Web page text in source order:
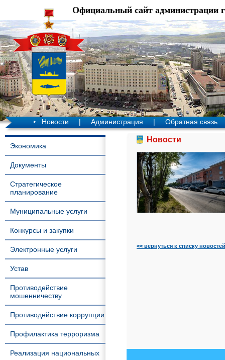
Официальный сайт администрации
Новости | Администрация | Обратная связь
Экономика
Документы
Стратегическое
планирование
Муниципальные услуги
Конкурсы и закупки
Электронные услуги
Устав
Противодействие
мошенничеству
Противодействие коррупции
Профилактика терроризма
Реализация национальных
Новости
<< вернуться к списку новостей